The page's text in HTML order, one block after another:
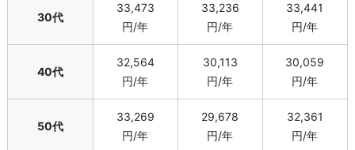
30代
33,473
円/年
33,236
円/年
33,441
円/年
40代
32,564
円/年
30,113
円/年
30,059
円/年
50代
33,269
円/年
29,678
円/年
32,361
円/年